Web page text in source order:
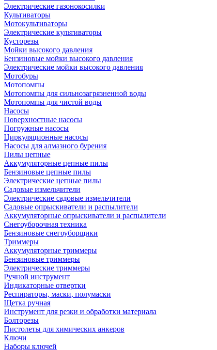
Электрические газонокосилки
Культиваторы
Мотокультиваторы
Электрические культиваторы
Кусторезы
Мойки высокого давления
Бензиновые мойки высокого давления
Электрические мойки высокого давления
Мотобуры
Мотопомпы
Мотопомпы для сильнозагрязненной воды
Мотопомпы для чистой воды
Насосы
Поверхностные насосы
Погружные насосы
Циркуляционные насосы
Насосы для алмазного бурения
Пилы цепные
Аккумуляторные цепные пилы
Бензиновые цепные пилы
Электрические цепные пилы
Садовые измельчители
Электрические садовые измельчители
Садовые опрыскиватели и распылители
Аккумуляторные опрыскиватели и распылители
Снегоуборочная техника
Бензиновые снегоуборщики
Триммеры
Аккумуляторные триммеры
Бензиновые триммеры
Электрические триммеры
Ручной инструмент
Индикаторные отвертки
Респираторы, маски, полумаски
Щетка ручная
Инструмент для резки и обработки материала
Болторезы
Пистолеты для химических анкеров
Ключи
Наборы ключей